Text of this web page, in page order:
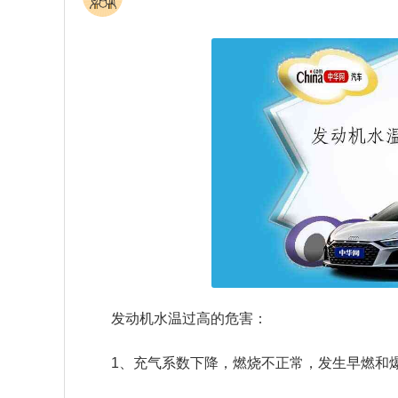
发动机水温过高的危害：
1、充气系数下降，燃烧不正常，发生早燃和